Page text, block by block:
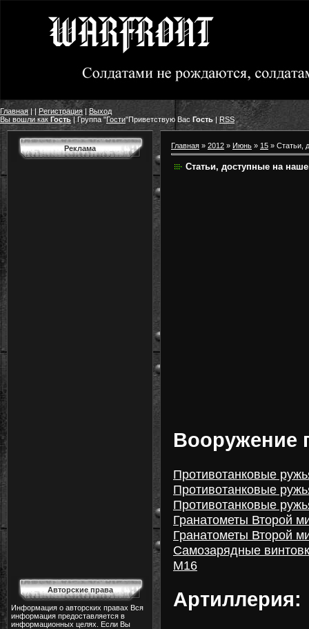
Главная | | Регистрация |Выход
Вы вошли как Гость|Группа "Гости"Приветствую Вас Гость |RSS
Реклама
Авторские права
Информация о авторских правах Вся
информация предоставляется в
информационных целях. Если Вы
Главная » 2012 » Июнь » 15 » Статьи,
Статьи, доступные на
Вооружение
Противотанковые
Противотанковые
Противотанковые
Гранатометы Второй
Гранатометы Второй
Самозарядные
М16
Артиллерия: